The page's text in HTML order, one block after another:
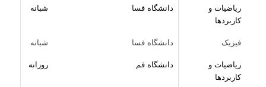
ریاضیات و
کاربردها
دانشگاه فسا شبانه
فیزیک دانشگاه فسا
شبانه
ریاضیات و
کاربردها
دانشگاه قم روزانه